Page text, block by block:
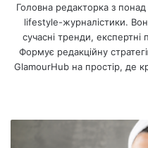
Головна редакторка з
lifestyle-журналістики.
сучасні тренди, експертні
Формує редакційну
GlamourHub на простір, де